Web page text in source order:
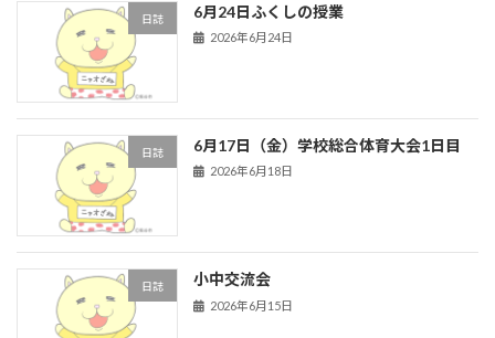
日誌 6月24日ふくしの授業
2026年6月24日
日誌 6月17日（金）学校総合体育大会1日目
2026年6月18日
日誌 小中交流会
2026年6月15日